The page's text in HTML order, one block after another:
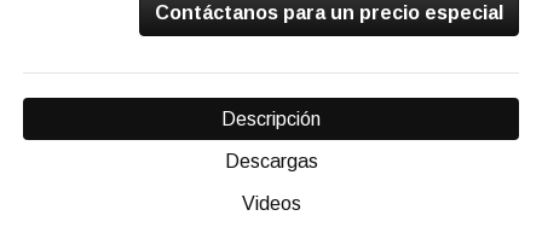
Contáctanos para un precio especial
Descripción
Descargas
Videos